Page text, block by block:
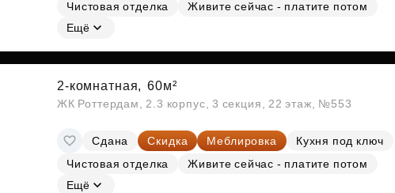
Чистовая отделка
Живите сейчас - платите потом
Ещё
2-комнатная, 60м²
ЖК Роттердам, 2.3 корпус, 3 секция, 22 этаж, №553
Сдана Скидка Меблировка
Кухня под ключ
Чистовая отделка
Живите сейчас - платите потом
Ещё